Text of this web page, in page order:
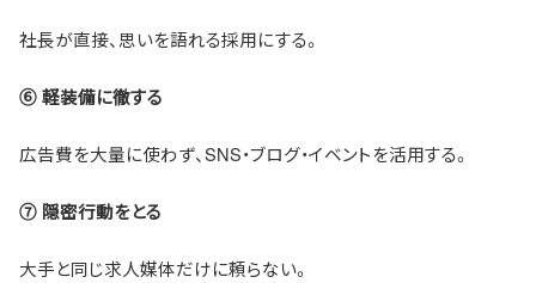
社長が直接、思いを語れる採用にする。
⑥ 軽装備に徹する
広告費を大量に使わず、SNS・ブログ・イベントを活用する。
⑦ 隠密行動をとる
大手と同じ求人媒体だけに頼らない。